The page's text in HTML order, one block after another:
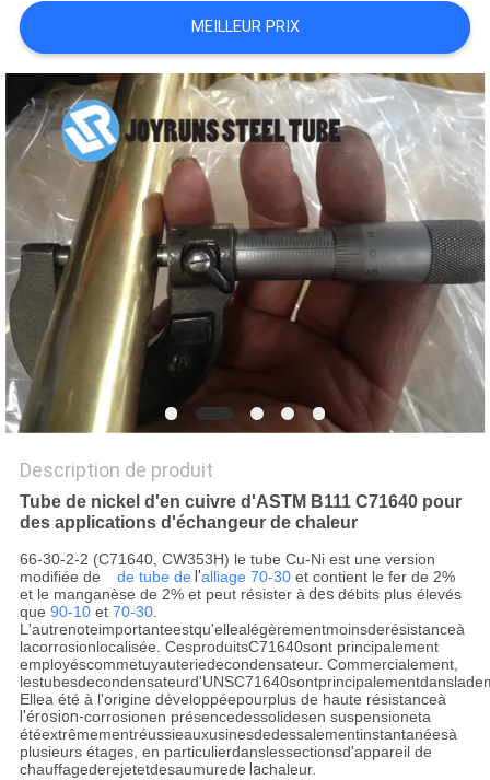
CITATION
PLAN
DU
SITE
POLITIQUE
EN
MATIÈRE
DE
PROTECTION
DE
LA
VIE
PRIVÉE
MEILLEUR PRIX
Description de produit
Tube de nickel d'en cuivre d'ASTM B111 C71640 pour
des applications d'échangeur de chaleur
66-30-2-2 (C71640, CW353H) le tube Cu-Ni est une version
modifiée de
de tube del'alliage 70-30et contient le fer de 2%
et le manganèse de 2% et peut résister àdes débits plus élevés
que 90-10et 70-30.
L'autrenoteimportanteestqu'ellealégèrementmoinsderésistanceà
lacorrosionlocalisée. CesproduitsC71640sont principalement
employéscommetuyauteriedecondensateur. Commercialement,
Ellea été à l'origine développéepourplus de haute résistanceà
l'érosion-corrosionen présencedessolidesen suspensioneta
étéextrêmementréussieauxusinesdedessalementinstantanéesà
plusieurs étages, en particulierdanslessectionsd'appareil de
chauffagederejetetdesaumurede lachaleur.